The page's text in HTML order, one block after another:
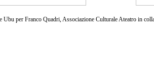
Ubu per Franco Quadri, Associazione Culturale Ateatro in